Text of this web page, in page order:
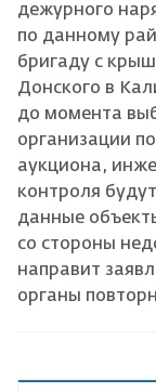
дежурного
по данному
бригаду с
Донского в
до момента
организации
аукциона,
контроля
данные
со стороны
направит
органы